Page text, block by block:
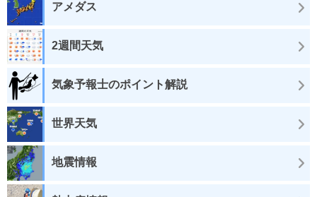
アメダス
2週間天気
気象予報士のポイント解説
世界天気
地震情報